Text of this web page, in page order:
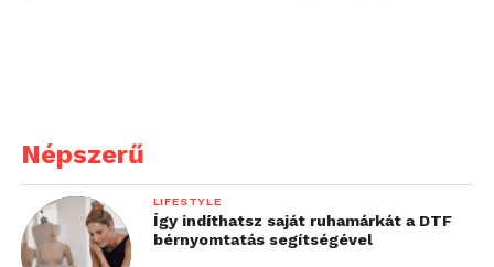
Népszerű
LIFESTYLE
Így indíthatsz saját ruhamárkát a DTF
bérnyomtatás segítségével